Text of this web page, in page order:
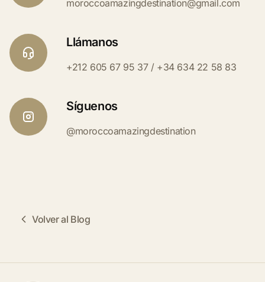
moroccoamazingdestination@gmail.com
Llámanos
+212 605 67 95 37 / +34 634 22 58 83
Síguenos
@moroccoamazingdestination
Volver al Blog